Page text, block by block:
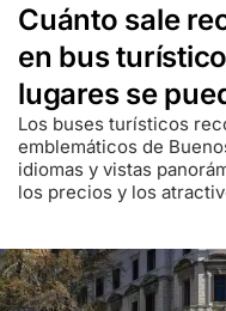
Cuánto sale
en bus
lugares se
Los buses turísticos
emblemáticos de
idiomas y vistas
los precios y los